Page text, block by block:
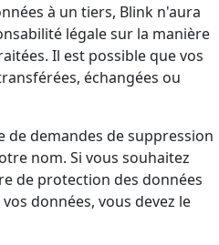
à un tiers, Blink n'aura
légale sur la manière
Il est possible que vos
échangées ou
de demandes de suppression
nom. Si vous souhaitez
de protection des données
données, vous devez le